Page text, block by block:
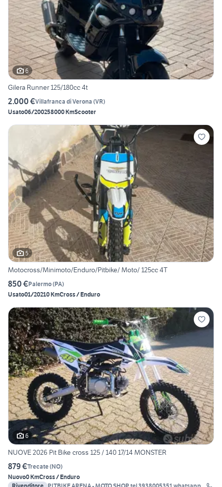
6
Gilera Runner 125/180cc 4t
2.000 €Villafranca di Verona (VR)
Usato06/200258000 KmScooter
5
Motocross/Minimoto/Enduro/Pitbike/ Moto/ 125cc 4T
850 €Palermo(PA)
Usato01/20210 KmCross / Enduro
6
NUOVE 2026 Pit Bike cross 125 / 140 17/14 MONSTER
879 €Trecate(NO)
Nuovo0 KmCross / Enduro